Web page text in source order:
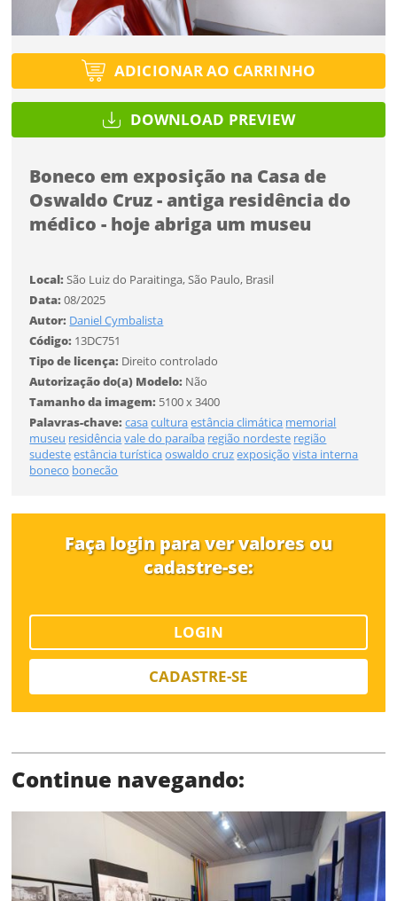
ADICIONAR AO CARRINHO
DOWNLOAD PREVIEW
Boneco em exposição na Casa de
Oswaldo Cruz - antiga residência do
médico - hoje abriga um museu
Local:São Luiz do Paraitinga, São Paulo, Brasil
Data:08/2025
Autor: Daniel Cymbalista
Código: 13DC751
Tipo de licença: Direito controlado
Autorização do(a) Modelo: Não
Tamanho da imagem: 5100 x 3400
Palavras-chave:casaculturaestância climática memorial
museu residênciavale do paraíba região nordeste região
sudesteestância turísticaoswaldo cruzexposição vista interna
boneco bonecão
Faça login para ver valores ou
cadastre-se:
LOGIN
CADASTRE-SE
Continue navegando:
Tipo de projeto
Selecione
Tamanho
Título do projeto
Tipo de projeto
Selecione
Formato
Tamanho
FINALIZAR
ENTRAR
CADASTRE-SE
ENTRAR
SALVAR
Desejo receber novidades sobre a Pulsar Imagens
Li e concordo com os Termos de Uso do site
CADASTRAR
ENTRAR
Tipo de download
Limite de download
Selecione
Utilização
Tamanho